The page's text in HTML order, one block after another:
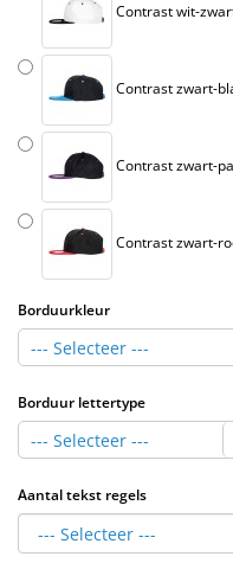
Contrast wit-
Contrast zwart-
Contrast zwart-
Contrast zwart-
Borduurkleur
--- Selecteer ---
Borduur lettertype
--- Selecteer ---
Aantal tekst regels